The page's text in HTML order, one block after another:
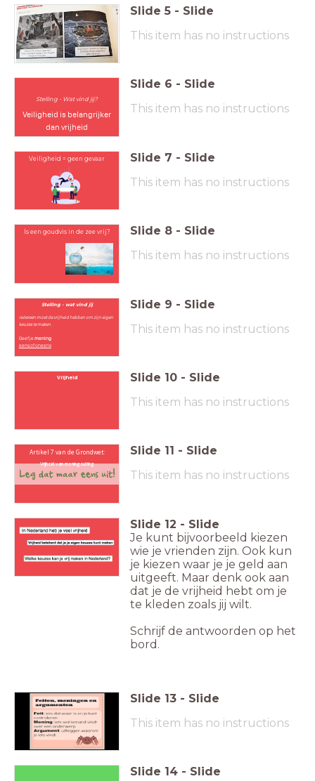
Slide 5 - Slide
This item has no instructions
Stelling - Wat vind jij?
Veiligheid is belangrijker
dan vrijheid
Slide 6 - Slide
This item has no instructions
Veiligheid = geen gevaar Slide 7 - Slide
This item has no instructions
Is een goudvis in de zee vrij? Slide 8 - Slide
This item has no instructions
Stelling - wat vind jij
Iedereen moet de vrijheid hebben om zijn eigen
keuzes te maken.
Geef jemening
eens of oneens
Slide 9 - Slide
This item has no instructions
Vrijheid Slide 10 - Slide
This item has no instructions
Artikel 7 van de Grondwet:
Vrijheid van meningsuiting
Slide 11 - Slide
This item has no instructions
Slide 12 - Slide
Je kunt bijvoorbeeld kiezen
wie je vrienden zijn. Ook kun
je kiezen waar je je geld aan
uitgeeft. Maar denk ook aan
dat je de vrijheid hebt om je
te kleden zoals jij wilt.
Schrijf de antwoorden op het
bord.
Slide 13 - Slide
This item has no instructions
Slide 14 - Slide